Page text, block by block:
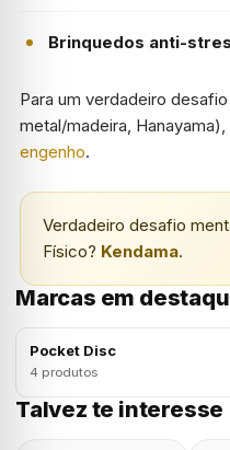
Brinquedos anti-
Para um verdadeiro
metal/madeira, Hanayama),
engenho.
Verdadeiro desafio
Físico? Kendama.
Marcas em
Pocket Disc
4 produtos
Talvez te interesse